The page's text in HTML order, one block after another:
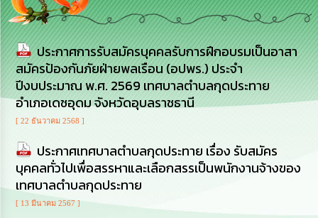
การ
จัด
ซื้อ
จัด
จ้าง
การ
เงิน
การ
คลัง
นโยบาย
No
ประกาศการรับสมัครบุคคลรับการฝึกอบรมเป็นอาสา
สมัครป้องกันภัยฝ่ายพลเรือน (อปพร.) ประจำ
ปีงบประมาณ พ.ศ. 2569 เทศบาลตำบลกุดประทาย
อำเภอเดชอุดม จังหวัดอุบลราชธานี
[ 22 ธันวาคม 2568 ]
ประกาศเทศบาลตำบลกุดประทาย เรื่อง รับสมัคร
บุคคลทั่วไปเพื่อสรรหาและเลือกสรรเป็นพนักงานจ้างของ
เทศบาลตำบลกุดประทาย
[ 13 มีนาคม 2567 ]